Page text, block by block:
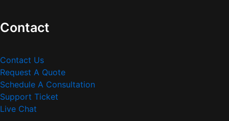
Contact
Contact Us
Request A Quote
Schedule A Consultation
Support Ticket
Live Chat